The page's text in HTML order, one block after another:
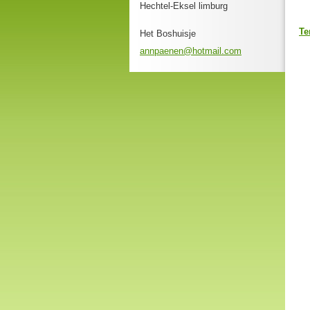
Hechtel-Eksel limburg
Het Boshuisje
annpaenen@hotmai l.com